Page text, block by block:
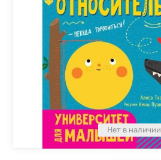
Нет в наличии